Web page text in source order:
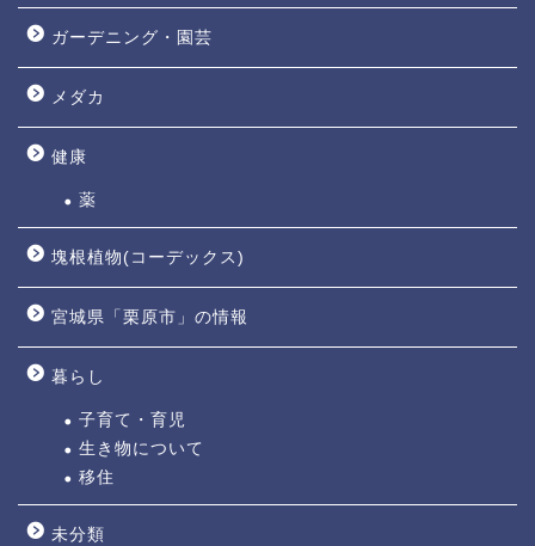
ガーデニング・園芸
メダカ
健康
薬
塊根植物(コーデックス)
宮城県「栗原市」の情報
暮らし
子育て・育児
生き物について
移住
未分類